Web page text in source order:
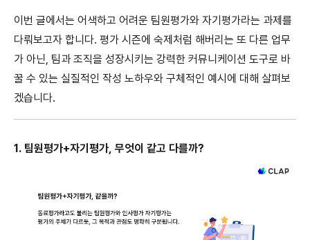
이번 글에서는 어색하고 어려운 팀원평가와 자기평가라는 과제를
다뤄보고자 합니다. 평가 시즌에 숙제처럼 해버리는 또 다른 업무
가 아닌, 팀과 조직을 성장시키는 강력한 커뮤니케이션 도구로 바
꿀 수 있는 실질적인 작성 노하우와 구체적인 예시에 대해 살펴보
겠습니다.
1. 팀원평가+자기평가, 무엇이 같고 다를까?